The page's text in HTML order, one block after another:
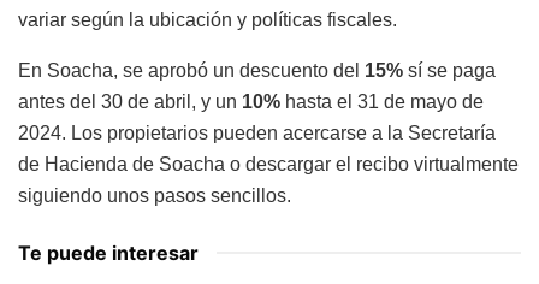
variar según la ubicación y políticas fiscales.
En Soacha, se aprobó un descuento del 15% sí se paga
antes del 30 de abril, y un 10% hasta el 31 de mayo de
2024. Los propietarios pueden acercarse a la Secretaría
de Hacienda de Soacha o descargar el recibo virtualmente
siguiendo unos pasos sencillos.
Te puede interesar